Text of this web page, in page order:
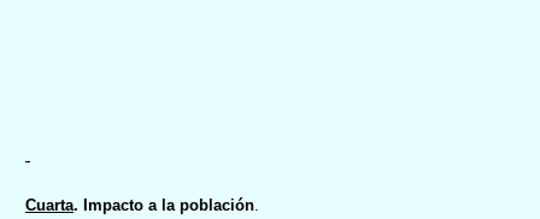
Cuarta. Impacto a la población